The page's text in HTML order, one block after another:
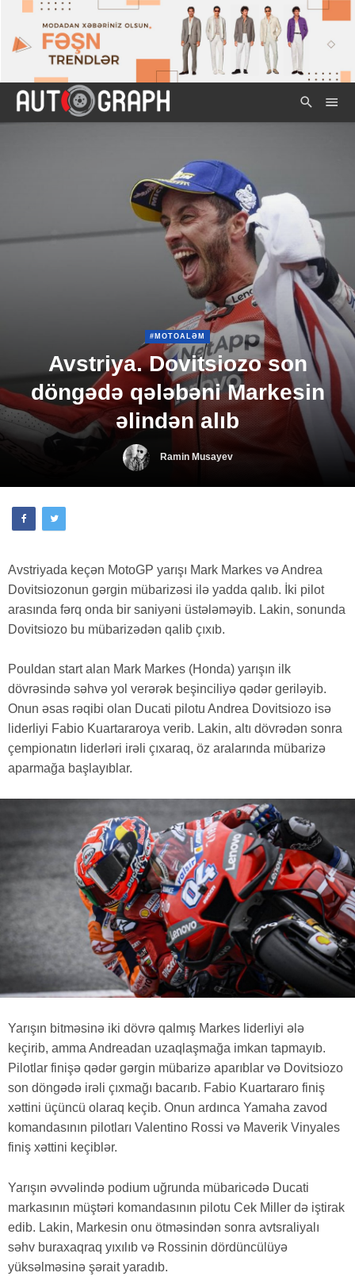
#MOTOALƏM
Avstriya. Dovitsiozo son
döngədə qələbəni Markesin
əlindən alıb
Ramin Musayev
Avstriyada keçən MotoGP yarışı Mark Markes və Andrea
Dovitsiozonun gərgin mübarizəsi ilə yadda qalıb. İki pilot
arasında fərq onda bir saniyəni üstələməyib. Lakin, sonunda
Dovitsiozo bu mübarizədən qalib çıxıb.
Pouldan start alan Mark Markes (Honda) yarışın ilk
dövrəsində səhvə yol verərək beşinciliyə qədər geriləyib.
Onun əsas rəqibi olan Ducati pilotu Andrea Dovitsiozo isə
liderliyi Fabio Kuartararoya verib. Lakin, altı dövrədən sonra
çempionatın liderləri irəli çıxaraq, öz aralarında mübarizə
aparmağa başlayıblar.
Yarışın bitməsinə iki dövrə qalmış Markes liderliyi ələ
keçirib, amma Andreadan uzaqlaşmağa imkan tapmayıb.
Pilotlar finişə qədər gərgin mübarizə aparıblar və Dovitsiozo
son döngədə irəli çıxmağı bacarıb. Fabio Kuartararo finiş
xəttini üçüncü olaraq keçib. Onun ardınca Yamaha zavod
komandasının pilotları Valentino Rossi və Maverik Vinyales
finiş xəttini keçiblər.
Yarışın əvvəlində podium uğrunda mübaricədə Ducati
markasının müştəri komandasının pilotu Cek Miller də iştirak
edib. Lakin, Markesin onu ötməsindən sonra avtsraliyalı
səhv buraxaqraq yıxılıb və Rossinin dördüncülüyə
yüksəlməsinə şərait yaradıb.